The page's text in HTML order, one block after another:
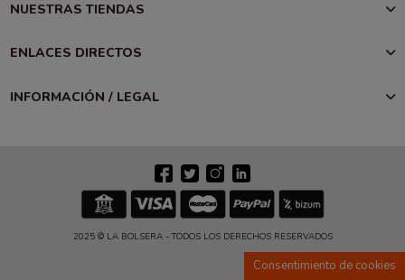
NUESTRAS TIENDAS
ENLACES DIRECTOS
INFORMACIÓN / LEGAL
2025 © LA BOLSERA - TODOS LOS DERECHOS RESERVADOS
Consentimiento de cookies